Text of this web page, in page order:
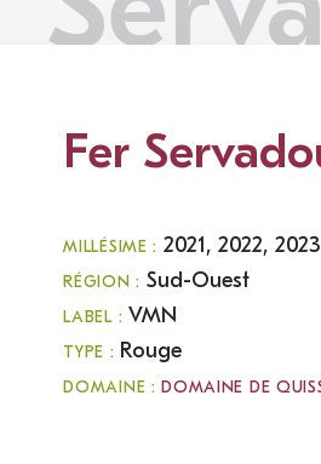
Fer
MILLÉSIME : 2021, 2022,
RÉGION : Sud-Ouest
LABEL : VMN
TYPE : Rouge
DOMAINE :DOMAINE DE